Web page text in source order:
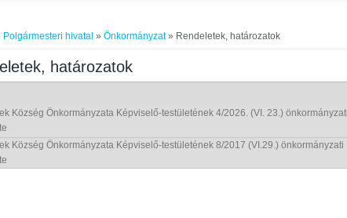
Polgármesteri hivatal »Önkormányzat» Rendeletek, határozatok
határozatok
Község Önkormányzata Képviselő-testületének 4/2026. (VI. 23.)
Község Önkormányzata Képviselő-testületének 8/2017 (VI.29.) önkormányzati